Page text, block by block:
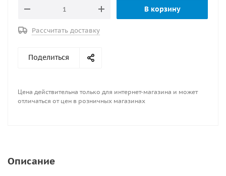
В корзину
Рассчитать доставку
Поделиться
Цена действительна только для интернет-магазина и может
отличаться от цен в розничных магазинах
Описание